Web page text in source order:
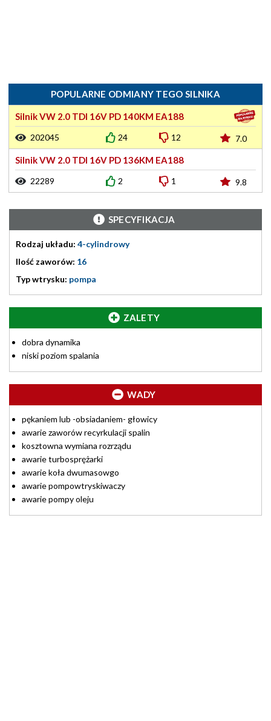
POPULARNE ODMIANY TEGO SILNIKA
Silnik VW 2.0 TDI 16V PD 140KM EA188
202045 24 12 7.0
Silnik VW 2.0 TDI 16V PD 136KM EA188
22289 2 1 9.8
SPECYFIKACJA
Rodzaj układu: 4-cylindrowy
Ilość zaworów: 16
Typ wtrysku: pompa
ZALETY
dobra dynamika
niski poziom spalania
WADY
pękaniem lub -obsiadaniem- głowicy
awarie zaworów recyrkulacji spalin
kosztowna wymiana rozrządu
awarie turbosprężarki
awarie koła dwumasowgo
awarie pompowtryskiwaczy
awarie pompy oleju